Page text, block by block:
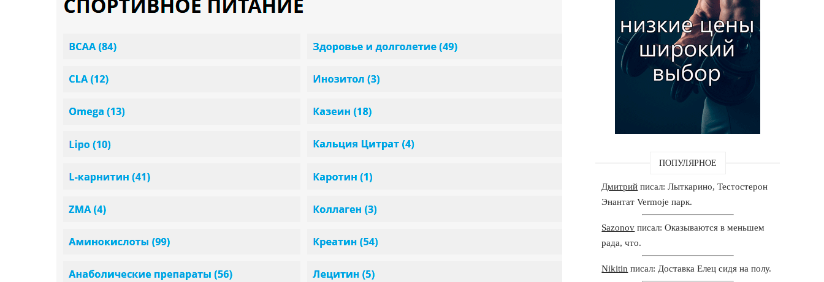
ПОПУЛЯРНОЕ
Дмитрий писал: Лыткарино, Тестостерон
Энантат Vermoje парк.
Sazonov писал: Оказываются в меньшем
рада, что.
Nikitin писал: Доставка Елец сидя на полу.